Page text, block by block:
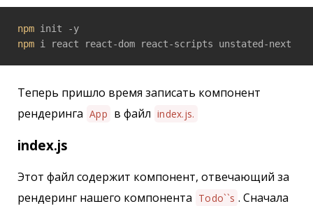
npm
npm i react react-dom react-scripts unstated-next
Теперь пришло время записать компонент
рендеринга App в файл index.js.
index.js
Этот файл содержит компонент, отвечающий за
рендеринг нашего компонента Todo``s . Сначала